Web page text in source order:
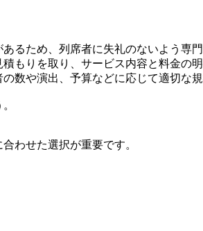
るため、列席者に失礼のないよう専
もりを取り、サービス内容と料金の
数や演出、予算などに応じて適切な
わせた選択が重要です。